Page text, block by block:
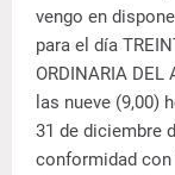
vengo en
para el día
ORDINARIA DEL
las nueve (9,00)
31 de diciembre
conformidad con